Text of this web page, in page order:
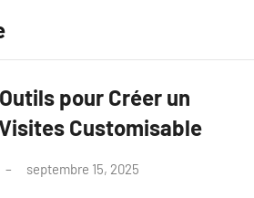
pour Créer un
Customisable
septembre 15, 2025